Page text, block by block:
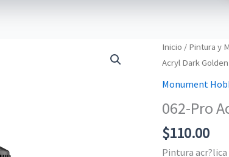
Inicio / Pintura y
Acryl Dark
Monument
062-Pro
$110.00
Pintura